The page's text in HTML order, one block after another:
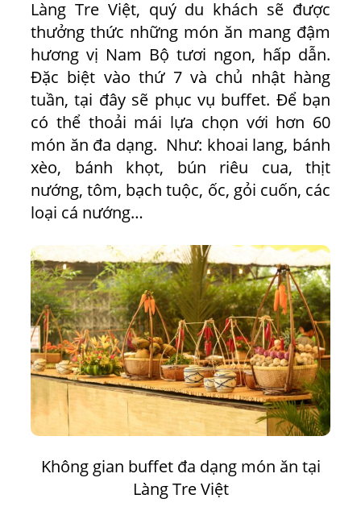
Làng Tre Việt, quý du khách sẽ được
thưởng thức những món ăn mang đậm
hương vị Nam Bộ tươi ngon, hấp dẫn.
Đặc biệt vào thứ 7 và chủ nhật hàng
tuần, tại đây sẽ phục vụ buffet. Để bạn
có thể thoải mái lựa chọn với hơn 60
món ăn đa dạng. Như: khoai lang, bánh
xèo, bánh khọt, bún riêu cua, thịt
nướng, tôm, bạch tuộc, ốc, gỏi cuốn, các
loại cá nướng…
Không gian buffet đa dạng món ăn tại
Làng Tre Việt